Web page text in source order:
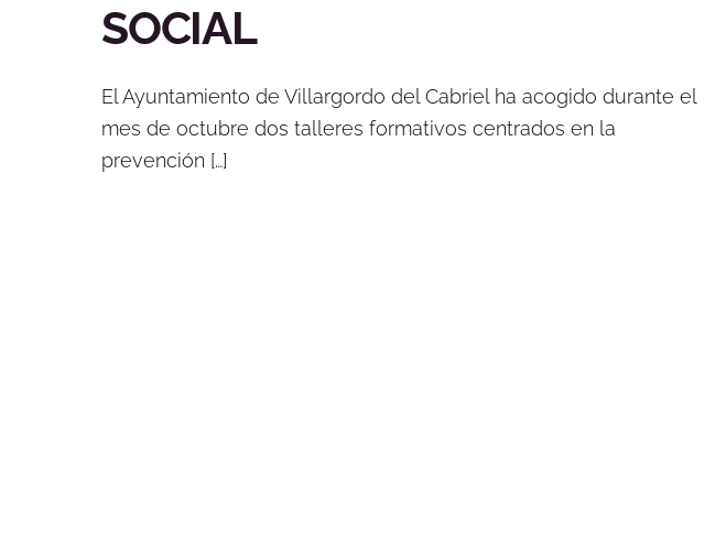
SOCIAL
El Ayuntamiento de Villargordo del Cabriel ha acogido durante el
mes de octubre dos talleres formativos centrados en la
prevención […]